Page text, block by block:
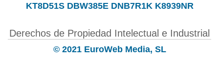
KT8D51S DBW385E DNB7R1K K8939NR
Derechos de Propiedad Intelectual e Industrial
© 2021 EuroWeb Media, SL